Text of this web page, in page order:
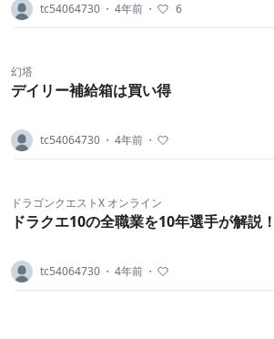
tc54064730 ・ 4年前 ・ 6
幻塔
デイリー補給箱は買い得
tc54064730 ・ 4年前 ・
ドラゴンクエストX オンライン
ドラクエ10の全職業を10年選手が解説！
tc54064730 ・ 4年前 ・